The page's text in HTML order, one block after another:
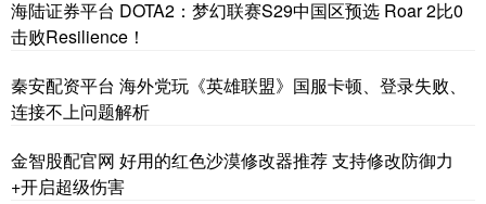
海陆证券平台 DOTA2：梦幻联赛S29中国区预选 Roar 2比0
击败Resilience！
秦安配资平台 海外党玩《英雄联盟》国服卡顿、登录失败、
连接不上问题解析
金智股配官网 好用的红色沙漠修改器推荐 支持修改防御力
+开启超级伤害